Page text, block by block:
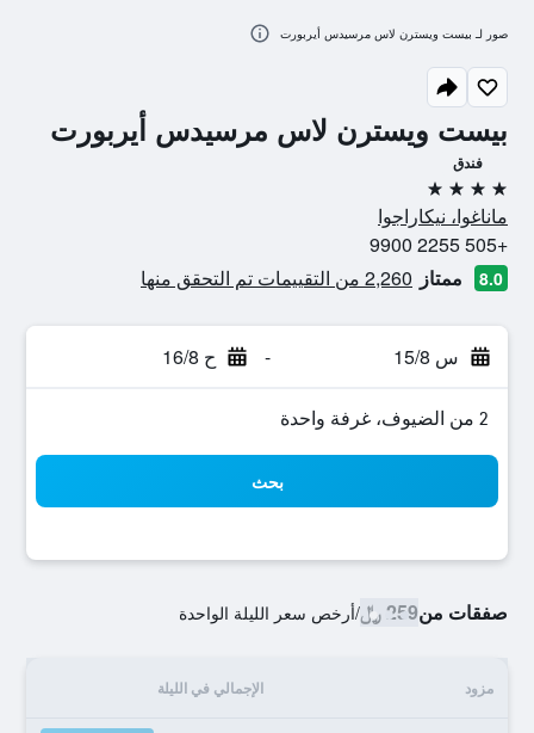
بيست ويسترن لاس مرسيدس أيربورت
فندق
4 نجوم
ماناغوا، نيكاراجوا
+505 2255 9900
8.0 ممتاز 2,260 من التقييمات تم التحقق منها
س 15/8 - ح 16/8
2 من الضيوف، غرفة واحدة
بحث
صفقات من259 ﷼ /أرخص سعر الليلة الواحدة
مزود الإجمالي في الليلة
صور لـ بيست ويسترن لاس مرسيدس أيربورت